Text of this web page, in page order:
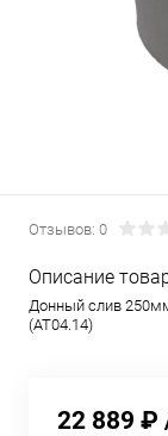
Отзывов: 0
Описание
Донный слив
(AT04.14)
22 889 ₽